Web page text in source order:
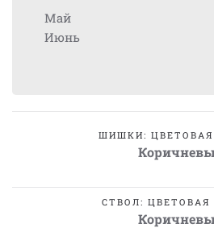
Май
Июнь
ШИШКИ: ЦВЕТОВАЯ
СТВОЛ: ЦВЕТОВАЯ